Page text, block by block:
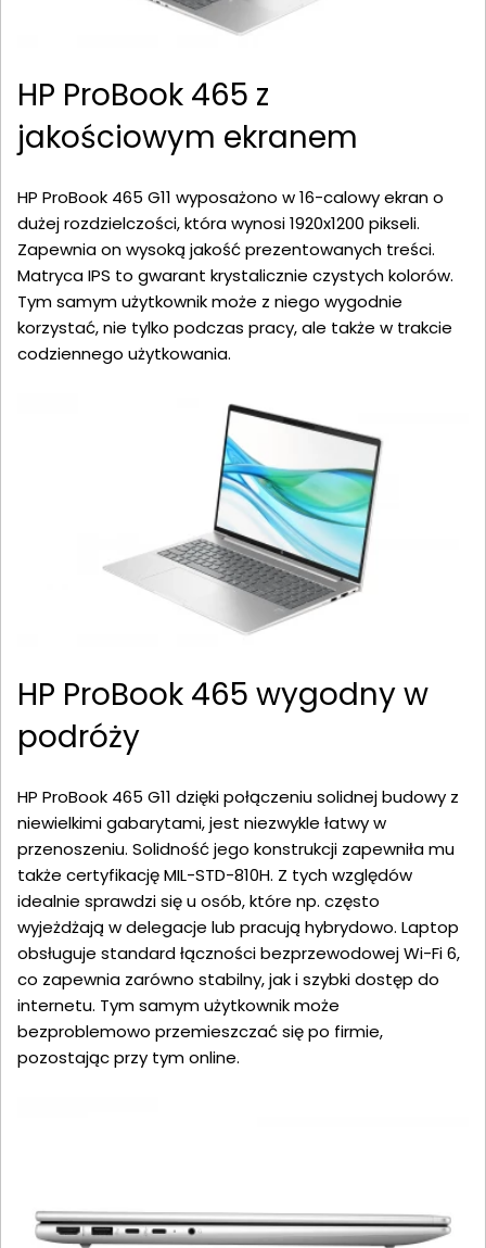
HP ProBook 465 z
jakościowym ekranem
HP ProBook 465 G11 wyposażono w 16-calowy ekran o
dużej rozdzielczości, która wynosi 1920x1200 pikseli.
Zapewnia on wysoką jakość prezentowanych treści.
Matryca IPS to gwarant krystalicznie czystych kolorów.
Tym samym użytkownik może z niego wygodnie
korzystać, nie tylko podczas pracy, ale także w trakcie
codziennego użytkowania.
HP ProBook 465 wygodny w
podróży
HP ProBook 465 G11 dzięki połączeniu solidnej budowy z
niewielkimi gabarytami, jest niezwykle łatwy w
przenoszeniu. Solidność jego konstrukcji zapewniła mu
także certyfikację MIL-STD-810H. Z tych względów
idealnie sprawdzi się u osób, które np. często
wyjeżdżają w delegacje lub pracują hybrydowo. Laptop
obsługuje standard łączności bezprzewodowej Wi-Fi 6,
co zapewnia zarówno stabilny, jak i szybki dostęp do
internetu. Tym samym użytkownik może
bezproblemowo przemieszczać się po firmie,
pozostając przy tym online.